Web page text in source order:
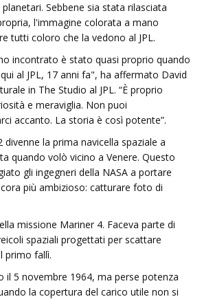
Sebbene sia stata rilasciata
l'immagine colorata a mano
tutti coloro che la vedono al JPL.
incontrato è stato quasi proprio quando
al JPL, 17 anni fa", ha affermato David
in The Studio al JPL. “È proprio
e meraviglia. Non puoi
accanto. La storia è così potente”.
divenne la prima navicella spaziale a
quando volò vicino a Venere. Questo
gli ingegneri della NASA a portare
più ambizioso: catturare foto di
missione Mariner 4. Faceva parte di
spaziali progettati per scattare
primo fallì.
il 5 novembre 1964, ma perse potenza
la copertura del carico utile non si